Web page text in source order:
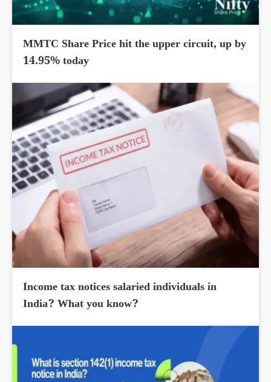
MMTC Share Price hit the upper circuit, up by
14.95% today
Income tax notices salaried individuals in
India? What you know?